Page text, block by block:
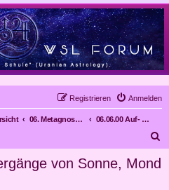
Anmelden
Registrieren
06. Metagnose, Prognose
06.06.00 Auf- und Untergänge von Sonne, Mond und Planeten
von Sonne, Mond